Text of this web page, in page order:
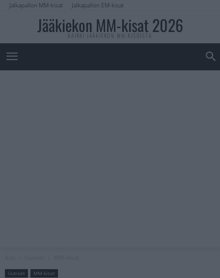
Jalkapallon MM-kisat Jalkapallon EM-kisat
Jääkiekon MM-kisat 2026
KAIKKI JÄÄKIEKON MM-KISOISTA
Uutiset MM-kisat